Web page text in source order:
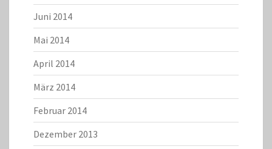
Juni 2014
Mai 2014
April 2014
März 2014
Februar 2014
Dezember 2013